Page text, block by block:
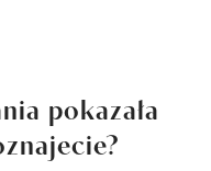
pokazała